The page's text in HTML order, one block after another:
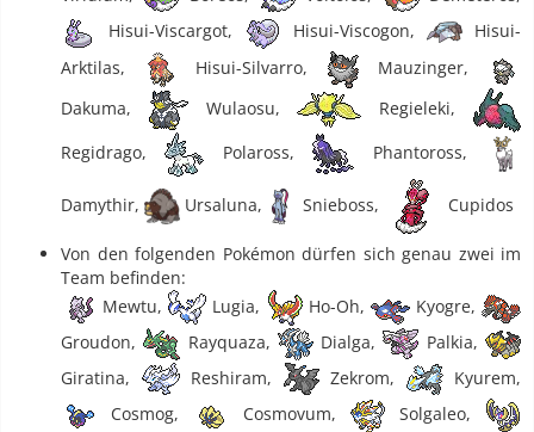
Hisui-Viscargot,
Hisui-Viscogon,
Hisui-
Arktilas,
Hisui-Silvarro,
Mauzinger,
Dakuma,
Wulaosu,
Regieleki,
Regidrago,
Polaross, Phantoross,
Damythir, Ursaluna, Snieboss, Cupidos
Von den folgenden Pokémon dürfen sich genau zwei im
Team befinden:
Mewtu,
Lugia, Ho-Oh,
Kyogre,
Groudon,
Rayquaza, Dialga,
Palkia,
Giratina,
Reshiram, Zekrom,
Kyurem,
Cosmog,
Cosmovum,
Solgaleo,